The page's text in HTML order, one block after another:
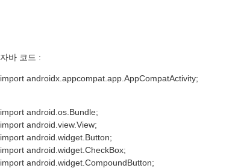
자바 코드 :
import androidx.appcompat.app.AppCompatActivity;
import android.os.Bundle;
import android.view.View;
import android.widget.Button;
import android.widget.CheckBox;
import android.widget.CompoundButton;